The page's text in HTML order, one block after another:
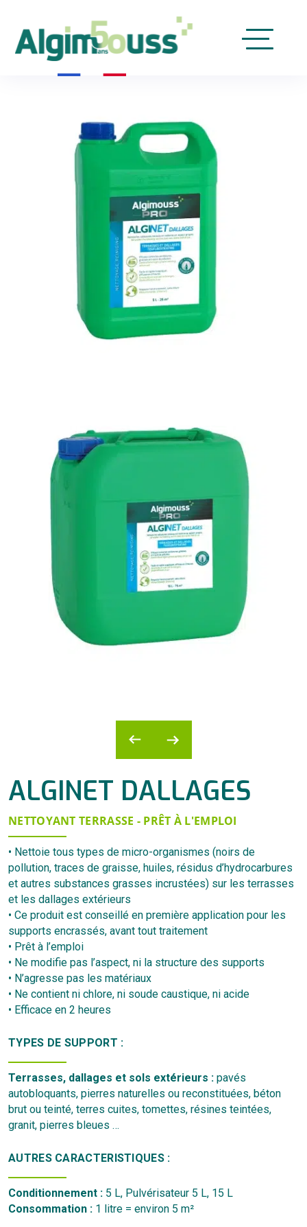
ALGINET DALLAGES
NETTOYANT TERRASSE - PRÊT À L'EMPLOI
• Nettoie tous types de micro-organismes (noirs de
pollution, traces de graisse, huiles, résidus d’hydrocarbures
et autres substances grasses incrustées) sur les terrasses
et les dallages extérieurs
• Ce produit est conseillé en première application pour les
supports encrassés, avant tout traitement
• Prêt à l’emploi
• Ne modifie pas l’aspect, ni la structure des supports
• N’agresse pas les matériaux
• Ne contient ni chlore, ni soude caustique, ni acide
• Efficace en 2 heures
TYPES DE SUPPORT :
Terrasses, dallages et sols extérieurs : pavés
autobloquants, pierres naturelles ou reconstituées, béton
brut ou teinté, terres cuites, tomettes, résines teintées,
granit, pierres bleues …
AUTRES CARACTERISTIQUES :
Conditionnement : 5 L, Pulvérisateur 5 L, 15 L
Consommation : 1 litre = environ 5 m²